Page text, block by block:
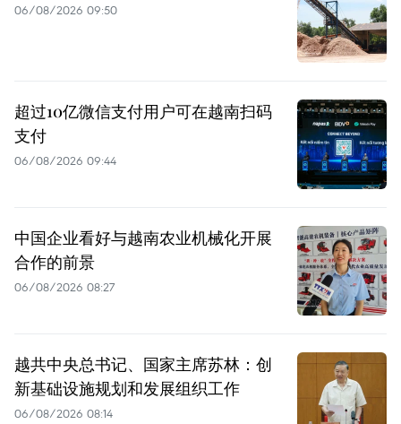
06/08/2026 09:50
超过10亿微信支付用户可在越南扫码
支付
06/08/2026 09:44
中国企业看好与越南农业机械化开展
合作的前景
06/08/2026 08:27
越共中央总书记、国家主席苏林：创
新基础设施规划和发展组织工作
06/08/2026 08:14